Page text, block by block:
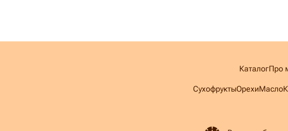
КаталогПро
СухофруктыОрехиМасло